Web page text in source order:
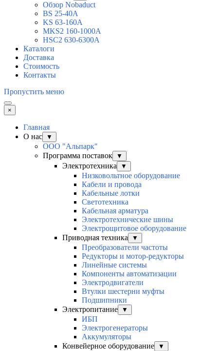
Обзор Nobaduct
BS 25-40A
KS 63-160A
MKS2 160-1000A
HSC2 630-6300A
Каталоги
Доставка
Стоимость
Контакты
Пропустить меню
×
Главная
О нас
▼
ООО "Альпарк"
Программа поставок
▼
Электротехника ▼
Низковольтное оборудование
Кабели и провода
Кабельные лотки
Светотехника
Кабельная арматура
Электротехнические шины
Электрощитовое оборудование
Приводная техника
▼
Преобразователи частоты
Редукторы и мотор-редукторы
Линейные системы
Компоненты автоматизации
Электродвигатели
Втулки шестерни муфты
Подшипники
Электропитание
▼
ИБП
Электрогенераторы
Аккумуляторы
Конвейерное оборудование
▼